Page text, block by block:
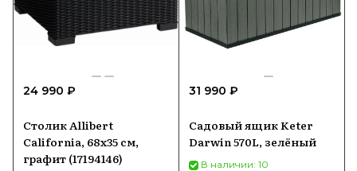
24 990 ₽
Столик Allibert
California, 68x35 см,
графит (17194146)
31 990 ₽
Садовый ящик Keter
Darwin 570L, зелёный
В наличии: 10